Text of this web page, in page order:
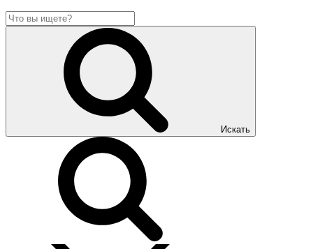
Искать